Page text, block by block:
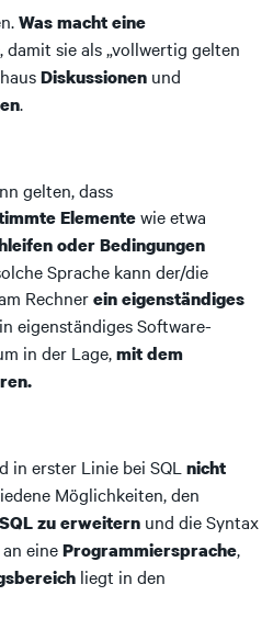
Was macht eine
, damit sie als „vollwertig gelten
Diskussionen und
.
gelten, dass
Elementewie etwa
oder Bedingungen
Sprache kann der/die
Rechnerein eigenständiges
eigenständiges Software-
in der Lage,mit dem
in erster Linie bei SQL nicht
Möglichkeiten, den
zu erweitern und die Syntax
eineProgrammiersprache,
liegt in den